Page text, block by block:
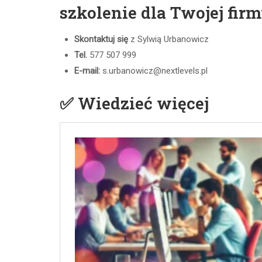
szkolenie dla Twojej
Skontaktuj się z Sylwią Urbanowicz
Tel. 577 507 999
E-mail: s.urbanowicz@nextlevels.pl
✅ Wiedzieć więcej